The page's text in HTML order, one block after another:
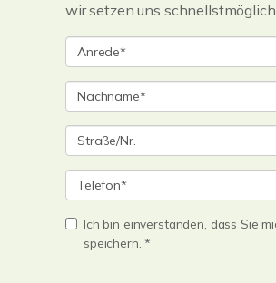
wir setzen uns
Ich bin einverstanden, dass Sie
speichern. *